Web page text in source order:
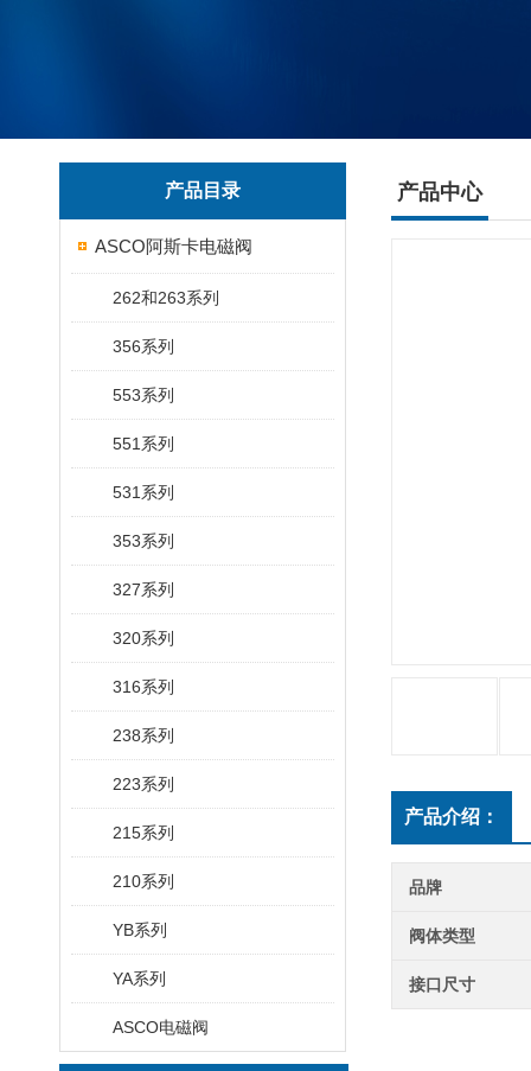
产品目录
ASCO阿斯卡电磁阀
262和263系列
356系列
553系列
551系列
531系列
353系列
327系列
320系列
316系列
238系列
223系列
215系列
210系列
YB系列
YA系列
ASCO电磁阀
产品中心
产品介绍：
品牌
阀体类型
接口尺寸